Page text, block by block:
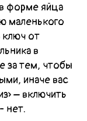
форме яйца
маленького
ключ от
в
за тем, чтобы
иначе вас
– включить
нет.